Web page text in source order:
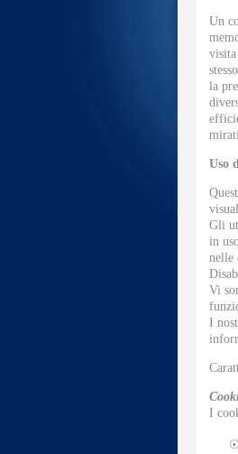
Un
visita
la
Uso
Gli
in
nelle
Vi
I
I